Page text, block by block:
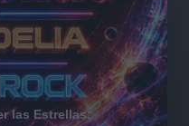
las Estrellas: